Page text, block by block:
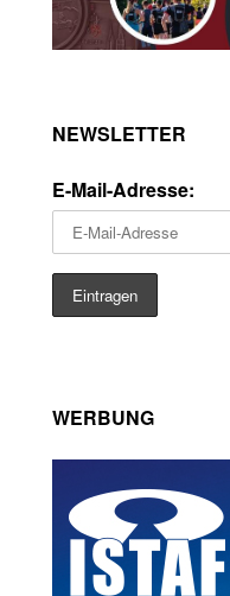
NEWSLETTER
E-Mail-Adresse:
WERBUNG